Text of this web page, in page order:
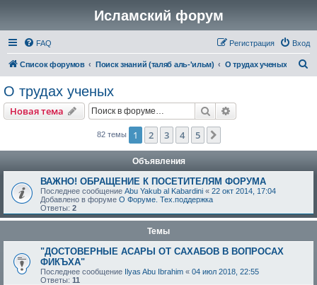
Исламский форум
FAQ Вход
Регистрация
Список форумов Поиск знаний (таляб аль-'ильм) О трудах ученых
О трудах ученых
Новая тема Поиск
82 темы 1 2 3 4 5
Объявления
ВАЖНО! ОБРАЩЕНИЕ К ПОСЕТИТЕЛЯМ ФОРУМА
Последнее сообщение Abu Yakub al Kabardini « 22 окт 2014, 17:04
Добавлено в форуме О Форуме. Тех.поддержка
Ответы: 2
Темы
"ДОСТОВЕРНЫЕ АСАРЫ ОТ САХАБОВ В ВОПРОСАХ
ФИКЪХА"
Последнее сообщение Ilyas Abu Ibrahim « 04 июл 2018, 22:55
Ответы: 11